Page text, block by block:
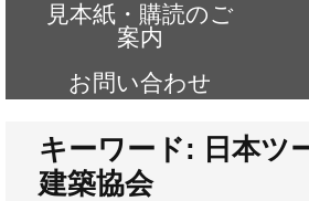
見本紙・購読のご
案内
お問い合わせ
キーワード: 日本ツ
建築協会